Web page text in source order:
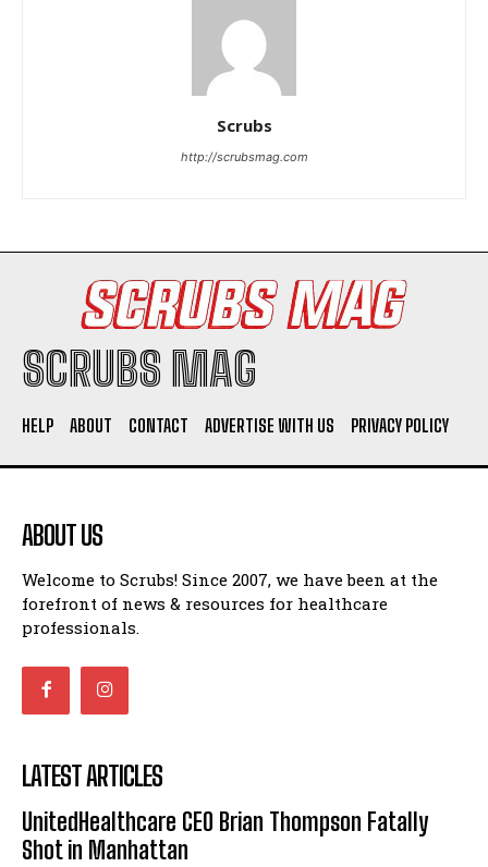
Scrubs
http://scrubsmag.com
SCRUBS MAG
HELP ABOUT CONTACT ADVERTISE WITH US PRIVACY POLICY
ABOUT US
Welcome to Scrubs! Since 2007, we have been at the
forefront of news & resources for healthcare
professionals.
LATEST ARTICLES
UnitedHealthcare CEO Brian Thompson Fatally
Shot in Manhattan